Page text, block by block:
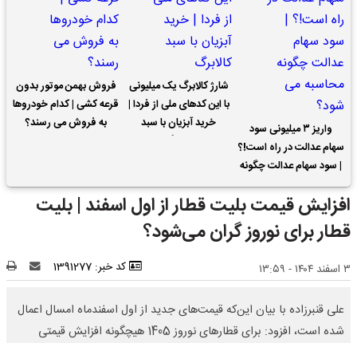
واریز ۳ میلیونی سود
سهام عدالت در راه است!؟
| سود سهام عدالت چگونه
محاسبه می شود؟
شارژ کالابرگ یک میلیونی
با این کدهای ملی از فردا |
خرید آبزیان با سبد
فروش بهمن موتور بدون
قرعه کشی | کدام خودروها
به فروش می رسند؟
افزایش قیمت بلیت قطار از اول اسفند | بلیت
قطار برای نوروز گران می‌شود؟
۳ اسفند ۱۴۰۴ - ۱۳:۵۹ کد خبر: 1391277
علی قنبرزاده با بیان این‌که قیمت‌های جدید از اول اسفندماه امسال اعمال
شده است، افزود: برای قطارهای نوروز 1405 هیچگونه افزایش قیمتی